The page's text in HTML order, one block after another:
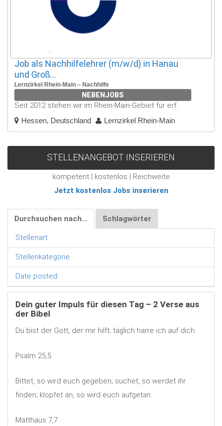
Job als Nachhilfelehrer (m/w/d) in Hanau
und Groß...
Lernzirkel Rhein-Main – Nachhilfe
NEBENJOBS
Seit 2012 stehen wir im Rhein-Main-Gebiet für erf..
Hessen, Deutschland Lernzirkel Rhein-Main
STELLENANGEBOT INSERIEREN
kompetent | kostenlos | Reichweite
Jetzt kostenlos Jobs inserieren
Durchsuchen nach… Schlagwörter
Stellenart
Stellenkategorie
Date posted
Dein guter Impuls für diesen Tag – 2 Verse aus
der Bibel
Du bist der Gott, der mir hilft; täglich harre ich auf dich.
Psalm 25,5
Bittet, so wird euch gegeben; suchet, so werdet ihr
finden; klopfet an, so wird euch aufgetan.
Matthäus 7,7